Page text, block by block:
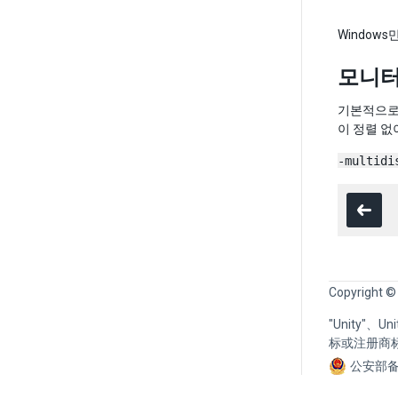
Windows
모니
기본적으
이 정렬 없
-
Copyright ©
"Unity"、
标或注册商
公安部